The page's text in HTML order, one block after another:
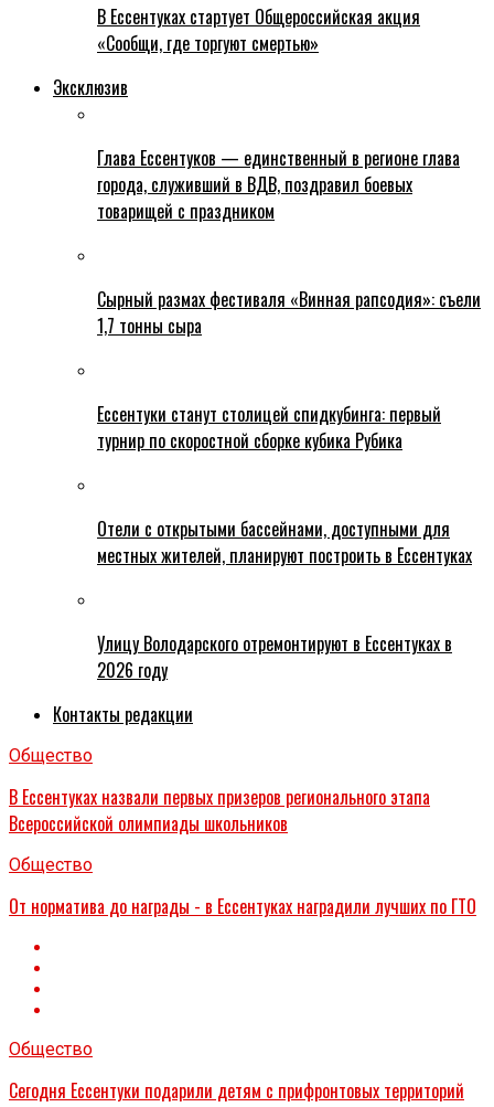
В Ессентуках стартует Общероссийская акция
«Сообщи, где торгуют смертью»
Эксклюзив
Глава Ессентуков — единственный в регионе глава
города, служивший в ВДВ, поздравил боевых
товарищей с праздником
Сырный размах фестиваля «Винная рапсодия»: съели
1,7 тонны сыра
Ессентуки станут столицей спидкубинга: первый
турнир по скоростной сборке кубика Рубика
Отели с открытыми бассейнами, доступными для
местных жителей, планируют построить в Ессентуках
Улицу Володарского отремонтируют в Ессентуках в
2026 году
Контакты редакции
Общество
В Ессентуках назвали первых призеров регионального этапа
Всероссийской олимпиады школьников
Общество
От норматива до награды - в Ессентуках наградили лучших по ГТО
Общество
Сегодня Ессентуки подарили детям с прифронтовых территорий